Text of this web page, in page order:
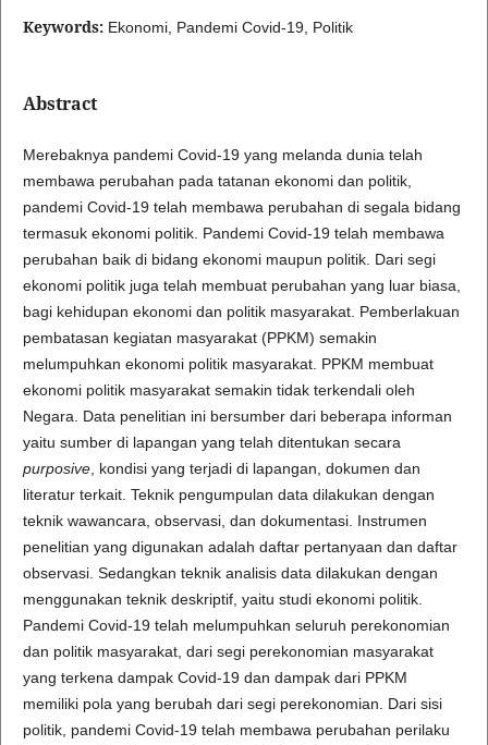
Keywords: Ekonomi, Pandemi Covid-19, Politik
Abstract
Merebaknya pandemi Covid-19 yang melanda dunia telah
membawa perubahan pada tatanan ekonomi dan politik,
pandemi Covid-19 telah membawa perubahan di segala bidang
termasuk ekonomi politik. Pandemi Covid-19 telah membawa
perubahan baik di bidang ekonomi maupun politik. Dari segi
ekonomi politik juga telah membuat perubahan yang luar biasa,
bagi kehidupan ekonomi dan politik masyarakat. Pemberlakuan
pembatasan kegiatan masyarakat (PPKM) semakin
melumpuhkan ekonomi politik masyarakat. PPKM membuat
ekonomi politik masyarakat semakin tidak terkendali oleh
Negara. Data penelitian ini bersumber dari beberapa informan
yaitu sumber di lapangan yang telah ditentukan secara
purposive, kondisi yang terjadi di lapangan, dokumen dan
literatur terkait. Teknik pengumpulan data dilakukan dengan
teknik wawancara, observasi, dan dokumentasi. Instrumen
penelitian yang digunakan adalah daftar pertanyaan dan daftar
observasi. Sedangkan teknik analisis data dilakukan dengan
menggunakan teknik deskriptif, yaitu studi ekonomi politik.
Pandemi Covid-19 telah melumpuhkan seluruh perekonomian
dan politik masyarakat, dari segi perekonomian masyarakat
yang terkena dampak Covid-19 dan dampak dari PPKM
memiliki pola yang berubah dari segi perekonomian. Dari sisi
politik, pandemi Covid-19 telah membawa perubahan perilaku